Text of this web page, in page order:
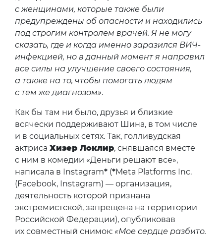
с женщинами, которые также были
предупреждены об опасности и находились
под строгим контролем врачей. Я не могу
сказать, где и когда именно заразился ВИЧ-
инфекцией, но в данный момент я направил
все силы на улучшение своего состояния,
а также на то, чтобы помогать людям
с тем же диагнозом».
Как бы там ни было, друзья и близкие
всячески поддерживают Шина, в том числе
и в социальных сетях. Так, голливудская
актриса Хизер Локлир, снявшаяся вместе
с ним в комедии «Деньги решают все»,
написала в Instagram* (*Meta Platforms Inc.
(Facebook, Instagram) — организация,
деятельность которой признана
экстремистской, запрещена на территории
Российской Федерации), опубликовав
их совместный снимок: «Мое сердце разбито.